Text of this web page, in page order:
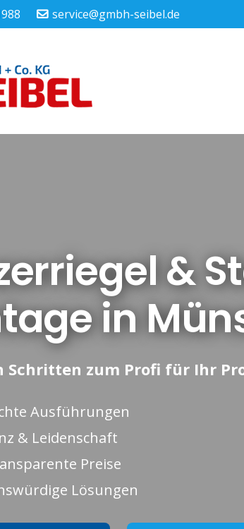
service@gmbh-seibel.de
&
in
Schritten zum Profi für Ihr
Ausführungen
& Leidenschaft
Preise
Lösungen